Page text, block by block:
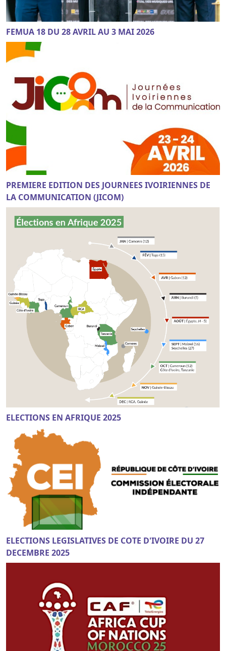
FEMUA 18 DU 28 AVRIL AU 3 MAI 2026
PREMIERE EDITION DES JOURNEES IVOIRIENNES DE
LA COMMUNICATION (JICOM)
ELECTIONS EN AFRIQUE 2025
ELECTIONS LEGISLATIVES DE COTE D'IVOIRE DU 27
DECEMBRE 2025